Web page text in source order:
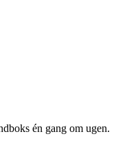
én gang om ugen.